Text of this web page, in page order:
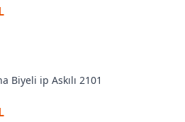
Biyeli ip Askılı 2101